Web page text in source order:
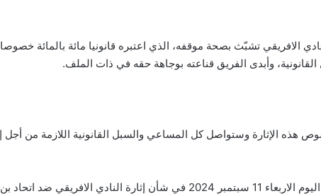
تشبّث بصحة موقفه، الذي اعتبره قانونيا مائة بالمائة خصوصا
القانونية، وأبدى الفريق قناعته بوجاهة حقه في ذات الملف.
هذه الإثارة وستواصل كل المساعي والسبل القانونية اللازمة من
ضد اتحاد بن قردان.